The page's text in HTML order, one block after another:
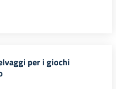
per i giochi